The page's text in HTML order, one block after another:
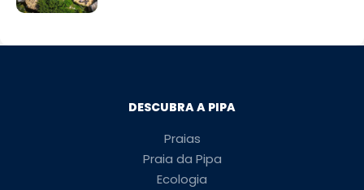
DESCUBRA A PIPA
Praias
Praia da Pipa
Ecologia